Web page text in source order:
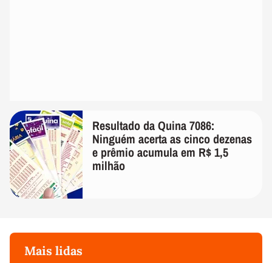
Resultado da Quina 7086:
Ninguém acerta as cinco dezenas
e prêmio acumula em R$ 1,5
milhão
Mais lidas